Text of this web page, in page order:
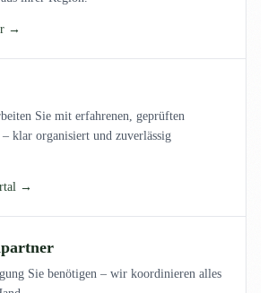
→
Sie mit erfahrenen, geprüften
klar organisiert und zuverlässig
→
Sie benötigen – wir koordinieren alles